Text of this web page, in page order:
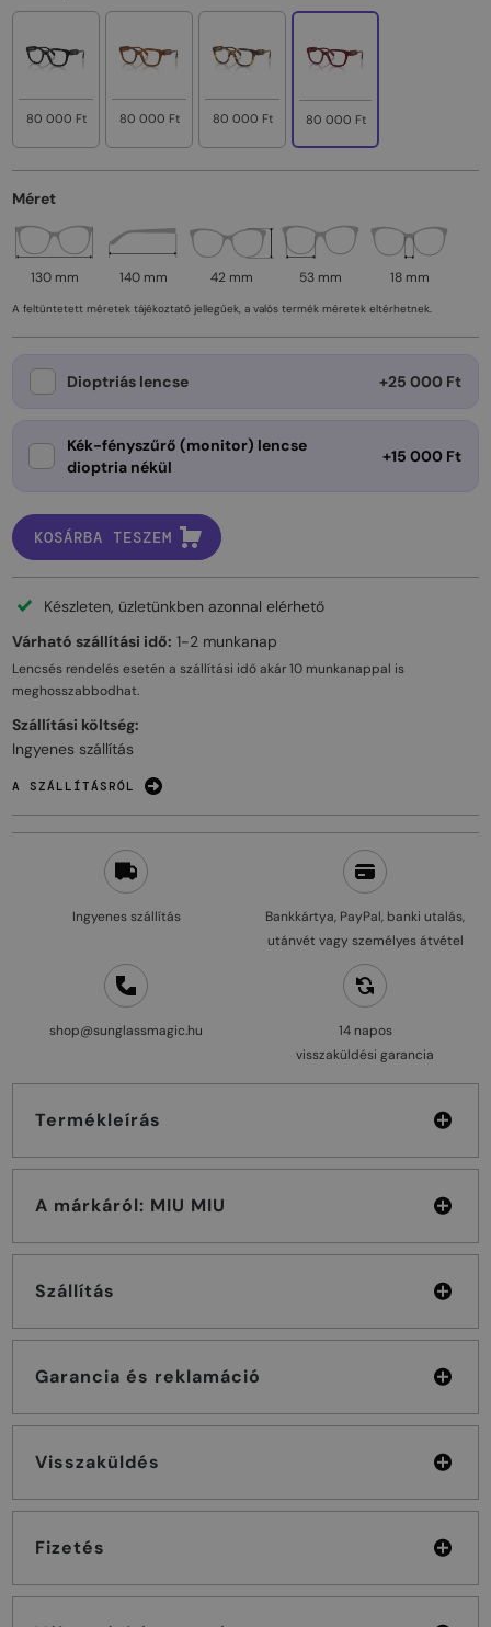
Ingyenes szállítás
Bankkártya, PayPal, banki utalás,
utánvét vagy személyes átvétel
shop@sunglassmagic.hu
14 napos
visszaküldési garancia
Termékleírás
A márkáról: MIU MIU
Szállítás
Garancia és reklamáció
Visszaküldés
Fizetés
80 000 Ft 80 000 Ft 80 000 Ft 80 000 Ft
Méret
130 mm 140 mm 42 mm 53 mm 18 mm
A feltüntetett méretek tájékoztató jellegűek, a valós termék méretek eltérhetnek.
Dioptriás lencse +25 000 Ft
Kék-fényszűrő (monitor) lencse
dioptria nékül
+15 000 Ft
KOSÁRBA TESZEM
Készleten, üzletünkben azonnal elérhető
Várható szállítási idő: 1-2 munkanap
Lencsés rendelés esetén a szállítási idő akár10 munkanappal is
meghosszabbodhat.
Szállítási költség:
Ingyenes szállítás
A SZÁLLÍTÁSRÓL